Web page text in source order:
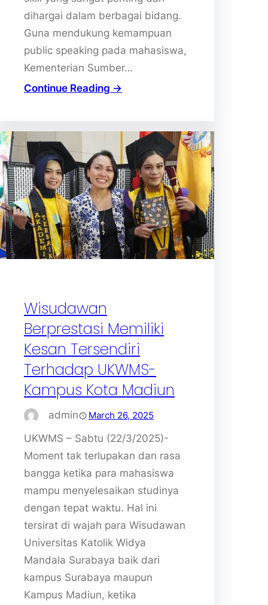
dihargai dalam berbagai bidang.
Guna mendukung kemampuan
public speaking pada mahasiswa,
Kementerian Sumber…
Continue Reading →
Wisudawan
Berprestasi Memiliki
Kesan Tersendiri
Terhadap UKWMS-
Kampus Kota Madiun
admin March 26, 2025
UKWMS – Sabtu (22/3/2025)-
Moment tak terlupakan dan rasa
bangga ketika para mahasiswa
mampu menyelesaikan studinya
dengan tepat waktu. Hal ini
tersirat di wajah para Wisudawan
Universitas Katolik Widya
Mandala Surabaya baik dari
kampus Surabaya maupun
Kampus Madiun, ketika